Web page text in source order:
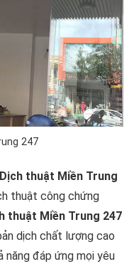
247
Dịch thuật Miền Trung
thuật công chứng
thuật Miền Trung 247
dịch chất lượng cao
năng đáp ứng mọi yêu